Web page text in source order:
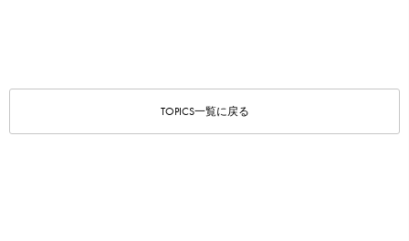
TOPICS一覧に戻る